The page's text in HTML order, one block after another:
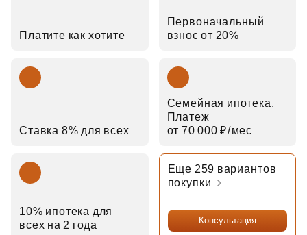
Платите как хотите
Первоначальный
взнос от 20%
Ставка 8% для всех
Семейная ипотека.
Платеж
от 70 000 ₽⁠/⁠мес
10% ипотека для
всех на 2 года
Еще 259 вариантов
покупки
Консультация